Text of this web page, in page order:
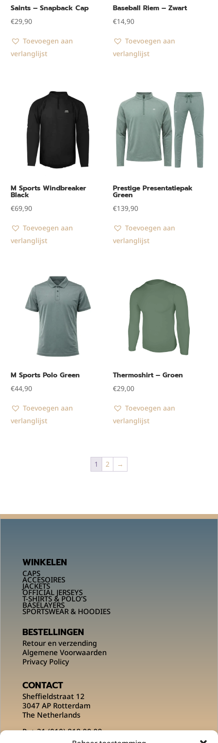
Saints – Snapback Cap
€29,90
Toevoegen aan
verlanglijst
Baseball Riem – Zwart
€14,90
Toevoegen aan
verlanglijst
M Sports Windbreaker
Black
€69,90
Toevoegen aan
verlanglijst
Prestige Presentatiepak
Green
€139,90
Toevoegen aan
verlanglijst
M Sports Polo Green
€44,90
Toevoegen aan
verlanglijst
Thermoshirt – Groen
€29,00
Toevoegen aan
verlanglijst
1 2 →
WINKELEN
CAPS
ACCESOIRES
JACKETS
OFFICIAL JERSEYS
T-SHIRTS & POLO’S
BASELAYERS
SPORTSWEAR & HOODIES
BESTELLINGEN
Retour en verzending
Algemene Voorwaarden
Privacy Policy
CONTACT
Sheffieldstraat 12
3047 AP Rotterdam
The Netherlands
P:+ 31 (010) 818 00 08
info@msportsofficial.com